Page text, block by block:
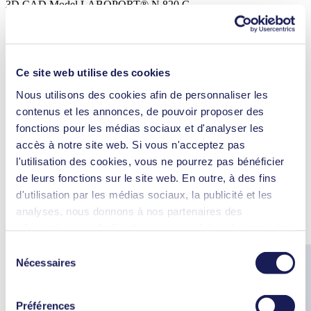
Ce site web utilise des cookies
Nous utilisons des cookies afin de personnaliser les
contenus et les annonces, de pouvoir proposer des
fonctions pour les médias sociaux et d'analyser les
accès à notre site web. Si vous n'acceptez pas
l'utilisation des cookies, vous ne pourrez pas bénéficier
de leurs fonctions sur le site web. En outre, à des fins
d'utilisation par les médias sociaux, la publicité et les
analyses, nous donnons à nos partenaires des
informations à d'autres données que vous leur avez
fournies ou qu'ils ont collectées dans le cadre de votre
utilisation des services. Vous pouvez à tout moment
Nécessaires
Préférences
3D CAD Model LABOPORT® N 820 G
PDF (898 KB) - Fiche technique - Anglais
Accessoires
Embout
317278
Clé pour embout
Pièces détachées
Autre ID